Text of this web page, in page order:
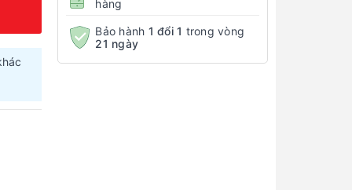
hàng
Bảo hành 1 đổi 1 trong vòng
21 ngày